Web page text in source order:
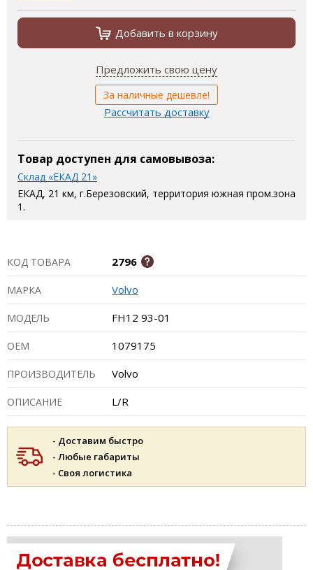
Добавить в корзину
Предложить свою цену
За наличные дешевле!
Рассчитать доставку
Товар доступен для самовывоза:
Склад «ЕКАД 21»
ЕКАД, 21 км, г.Березовский, территория южная пром.зона
1.
КОД ТОВАРА 2796
МАРКА Volvo
МОДЕЛЬ FH12 93-01
ОЕМ 1079175
ПРОИЗВОДИТЕЛЬ Volvo
ОПИСАНИЕ L/R
- Доставим быстро
- Любые габариты
- Своя логистика